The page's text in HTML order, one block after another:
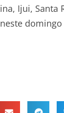
Ijui, Santa